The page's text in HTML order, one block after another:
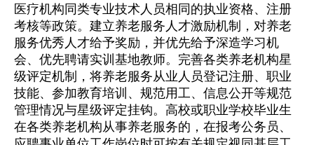
医疗机构同类专业技术人员相同的执业资格、注册
考核等政策。建立养老服务人才激励机制，对养老
服务优秀人才给予奖励，并优先给予深造学习机
会、优先聘请实训基地教师。完善各类养老机构星
级评定机制，将养老服务从业人员登记注册、职业
技能、参加教育培训、规范用工、信息公开等规范
管理情况与星级评定挂钩。高校或职业学校毕业生
在各类养老机构从事养老服务的，在报考公务员、